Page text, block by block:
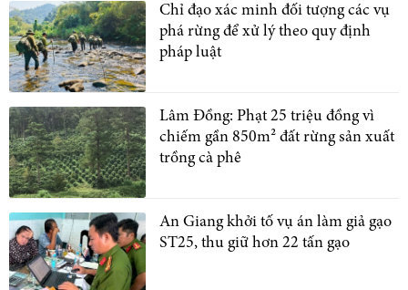
Chỉ đạo xác minh đối tượng các vụ
phá rừng để xử lý theo quy định
pháp luật
Lâm Đồng: Phạt 25 triệu đồng vì
chiếm gần 850m² đất rừng sản xuất
trồng cà phê
An Giang khởi tố vụ án làm giả gạo
ST25, thu giữ hơn 22 tấn gạo